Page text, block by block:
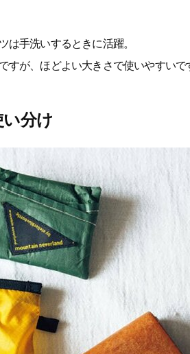
は手洗いするときに活躍。
すが、ほどよい大きさで使いやすいで
分け